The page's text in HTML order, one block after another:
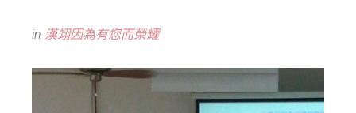
in 漢翊因為有您而榮耀